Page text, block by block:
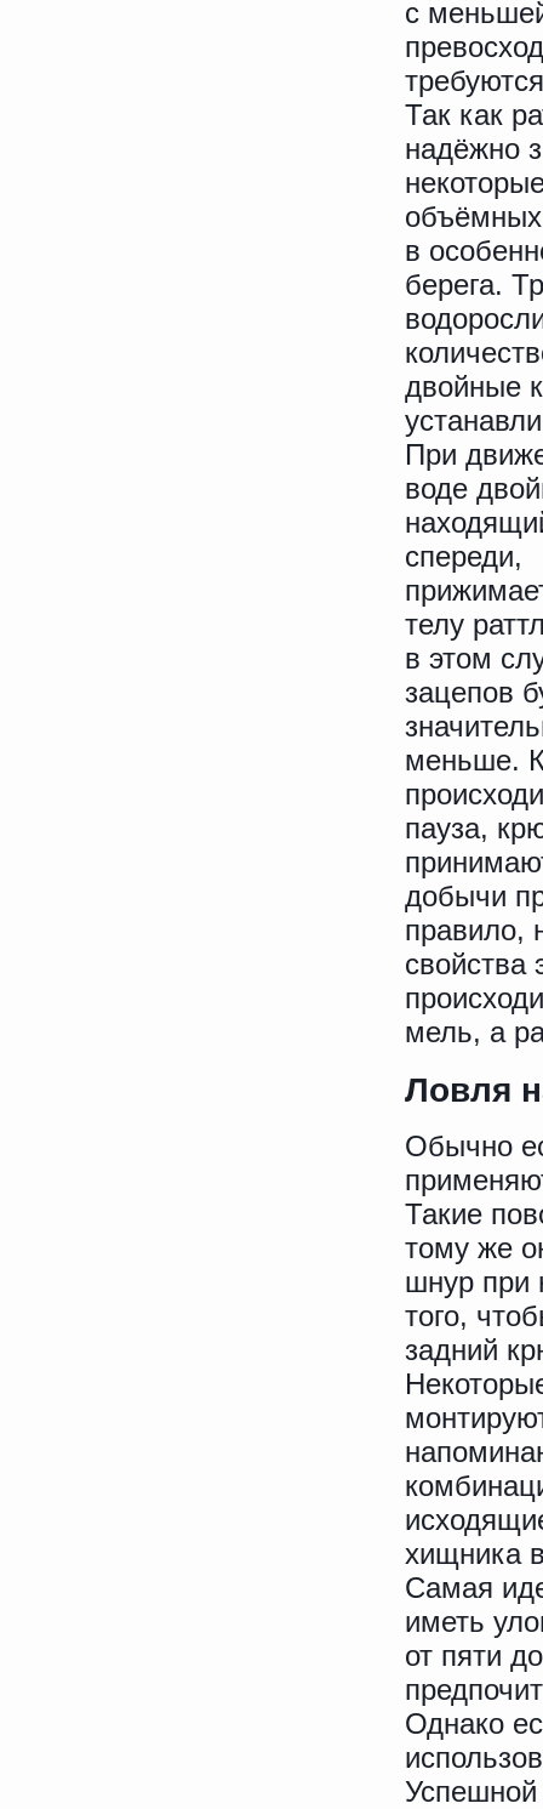
с
Так как
надёжно
объёмных
в
берега.
двойные
При
воде
спереди,
телу
в этом
зацепов
меньше.
пауза,
добычи
правило,
свойства
мель, а
Ловля
Обычно
Такие
тому же
шнур при
того,
задний
хищника
Самая
иметь
от пяти
Однако